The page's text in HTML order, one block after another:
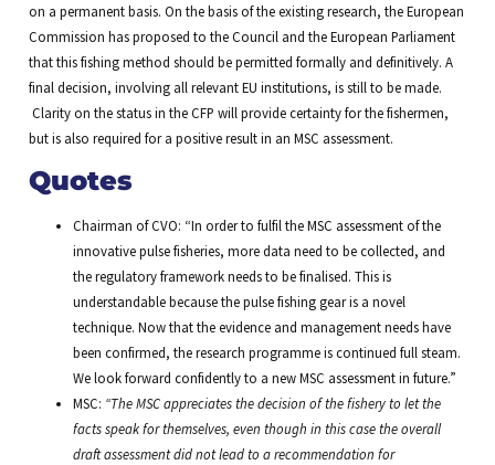
on a permanent basis. On the basis of the existing research, the European
Commission has proposed to the Council and the European Parliament
that this fishing method should be permitted formally and definitively. A
final decision, involving all relevant EU institutions, is still to be made.
Clarity on the status in the CFP will provide certainty for the fishermen,
but is also required for a positive result in an MSC assessment.
Quotes
Chairman of CVO: “In order to fulfil the MSC assessment of the
innovative pulse fisheries, more data need to be collected, and
the regulatory framework needs to be finalised. This is
understandable because the pulse fishing gear is a novel
technique. Now that the evidence and management needs have
been confirmed, the research programme is continued full steam.
We look forward confidently to a new MSC assessment in future.”
MSC: “The MSC appreciates the decision of the fishery to let the
facts speak for themselves, even though in this case the overall
draft assessment did not lead to a recommendation for